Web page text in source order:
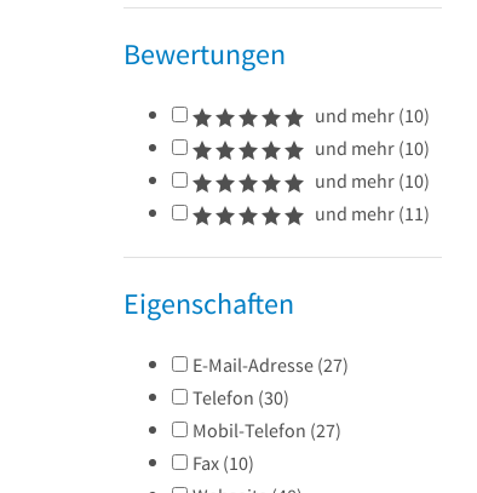
Bewertungen
und mehr (10)
und mehr (10)
und mehr (10)
und mehr (11)
Eigenschaften
E-Mail-Adresse (27)
Telefon (30)
Mobil-Telefon (27)
Fax (10)